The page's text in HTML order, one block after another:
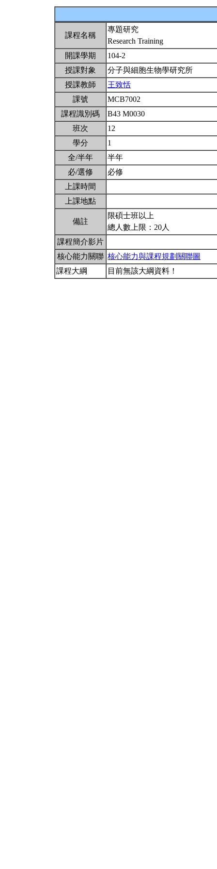
課程名稱
專題研究
Research Training
開課學期
104-2
授課對象
分子與細胞生物學研究所
授課教師
王致恬
課號
MCB7002
課程識別碼
B43 M0030
班次
12
學分
1
全/半年
半年
必/選修
必修
上課時間
上課地點
備註
限碩士班以上
總人數上限：20人
課程簡介影片
核心能力關聯 核心能力與課程規劃關聯圖
課程大綱
目前無該大綱資料！